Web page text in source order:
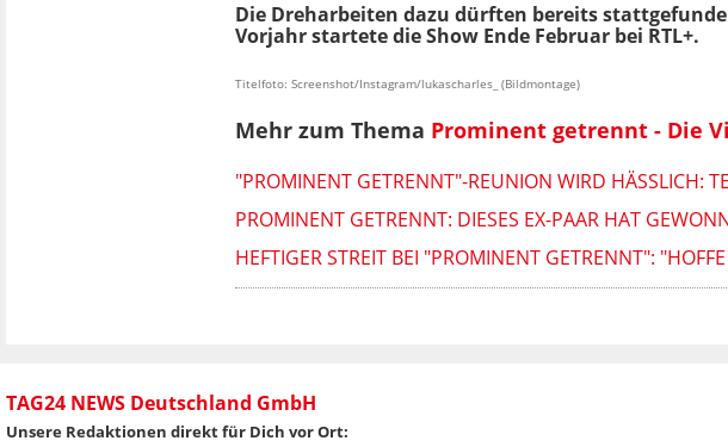
Die Dreharbeiten dazu dürften bereits
Vorjahr startete die Show Ende Februar bei RTL+.
Titelfoto: Screenshot/Instagram/lukascharles_ (Bildmontage)
Mehr zum Thema Prominent getrennt - Die
"PROMINENT GETRENNT"-REUNION WIRD HÄSSLICH:
PROMINENT GETRENNT: DIESES EX-PAAR HAT
HEFTIGER STREIT BEI "PROMINENT GETRENNT":
TAG24 NEWS Deutschland GmbH
Unsere Redaktionen direkt für Dich vor Ort: